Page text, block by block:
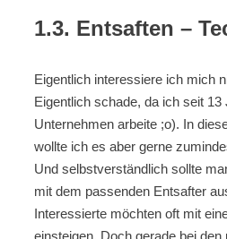
1.3. Entsaften –
Eigentlich interessiere ich mich
Eigentlich schade, da ich seit 13
Unternehmen arbeite ;o). In
wollte ich es aber gerne
Und selbstverständlich sollte
mit dem passenden Entsafter
Interessierte möchten oft mit
einsteigen. Doch gerade bei